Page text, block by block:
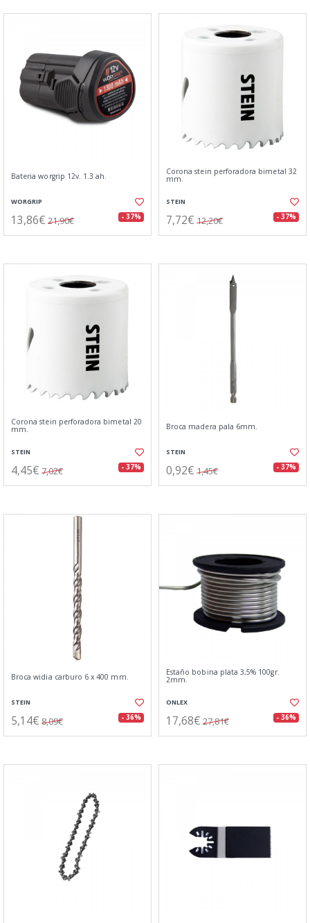
Bateria worgrip 12v. 1.3 ah.
WORGRIP
13,86€ 21,90€ - 37%
Corona stein perforadora bimetal 32
mm.
STEIN
7,72€ 12,20€ - 37%
Corona stein perforadora bimetal 20
mm.
STEIN
4,45€ 7,02€ - 37%
Broca madera pala 6mm.
STEIN
0,92€ 1,45€ - 37%
Broca widia carburo 6 x 400 mm.
STEIN
5,14€ 8,09€ - 36%
Estaño bobina plata 3,5% 100gr.
2mm.
ONLEX
17,68€ 27,81€ - 36%